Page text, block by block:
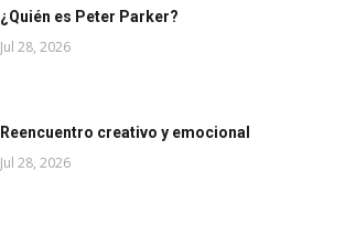
¿Quién es Peter Parker?
Jul 28, 2026
Reencuentro creativo y emocional
Jul 28, 2026